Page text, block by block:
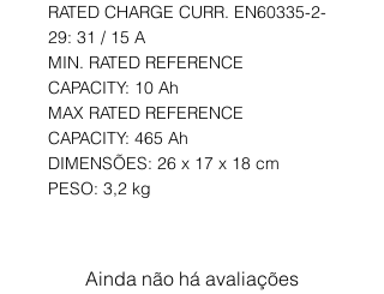
RATED CHARGE CURR. EN60335-2-
29: 31 / 15 A
MIN. RATED REFERENCE
CAPACITY: 10 Ah
MAX RATED REFERENCE
CAPACITY: 465 Ah
DIMENSÕES: 26 x 17 x 18 cm
PESO: 3,2 kg
Ainda não há avaliações